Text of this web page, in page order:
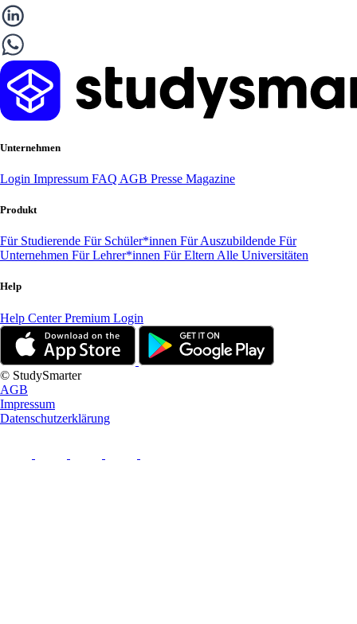
Unternehmen
Login Impressum FAQ AGB Presse Magazine
Produkt
Für Studierende Für Schüler*innen Für Auszubildende Für
Unternehmen Für Lehrer*innen Für Eltern Alle Universitäten
Help
Help CenterPremium Login
© StudySmarter
AGB
Impressum
Datenschutzerklärung